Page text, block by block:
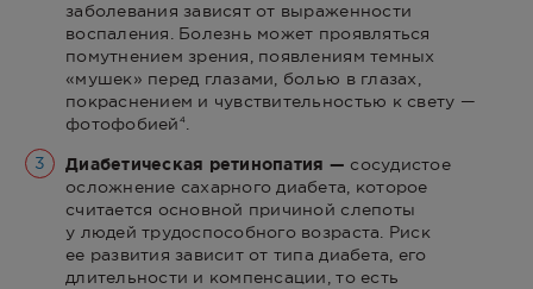
заболевания зависят от выраженности
воспаления. Болезнь может проявляться
помутнением зрения, появлениям темных
«мушек» перед глазами, болью в глазах,
покраснением и чувствительностью к свету —
фотофобией 4
3 Диабетическая ретинопатия — сосудистое
осложнение сахарного диабета, которое
считается основной причиной слепоты
у людей трудоспособного возраста. Риск
ее развития зависит от типа диабета, его
длительности и компенсации, то есть